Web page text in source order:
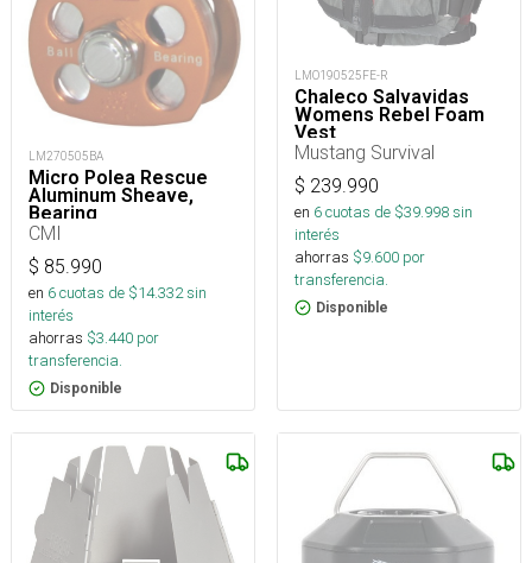
LM270505BA
Micro Polea Rescue
Aluminum Sheave,
Bearing
CMI
$ 85.990
en 6cuotas de $14.332sin
interés
ahorras $3.440 por
transferencia.
Disponible
LMO190525FE-R
Chaleco Salvavidas
Womens Rebel Foam
Vest
Mustang Survival
$ 239.990
en 6cuotas de $39.998sin
interés
ahorras $9.600 por
transferencia.
Disponible